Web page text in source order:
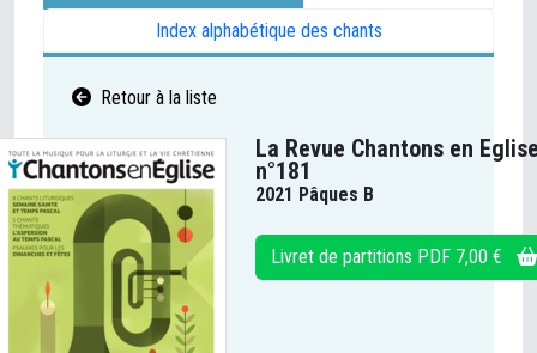
Index alphabétique des chants
Retour à la liste
La Revue Chantons en
n°181
2021 Pâques B
Livret de partitions PDF 7,00 €